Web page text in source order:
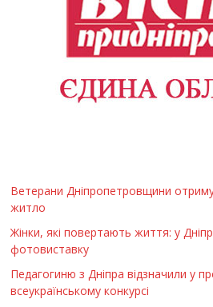
Ветерани Дніпропетровщини
житло
Жінки, які повертають життя: у
фотовиставку
Педагогиню з Дніпра відзначили у
всеукраїнському конкурсі